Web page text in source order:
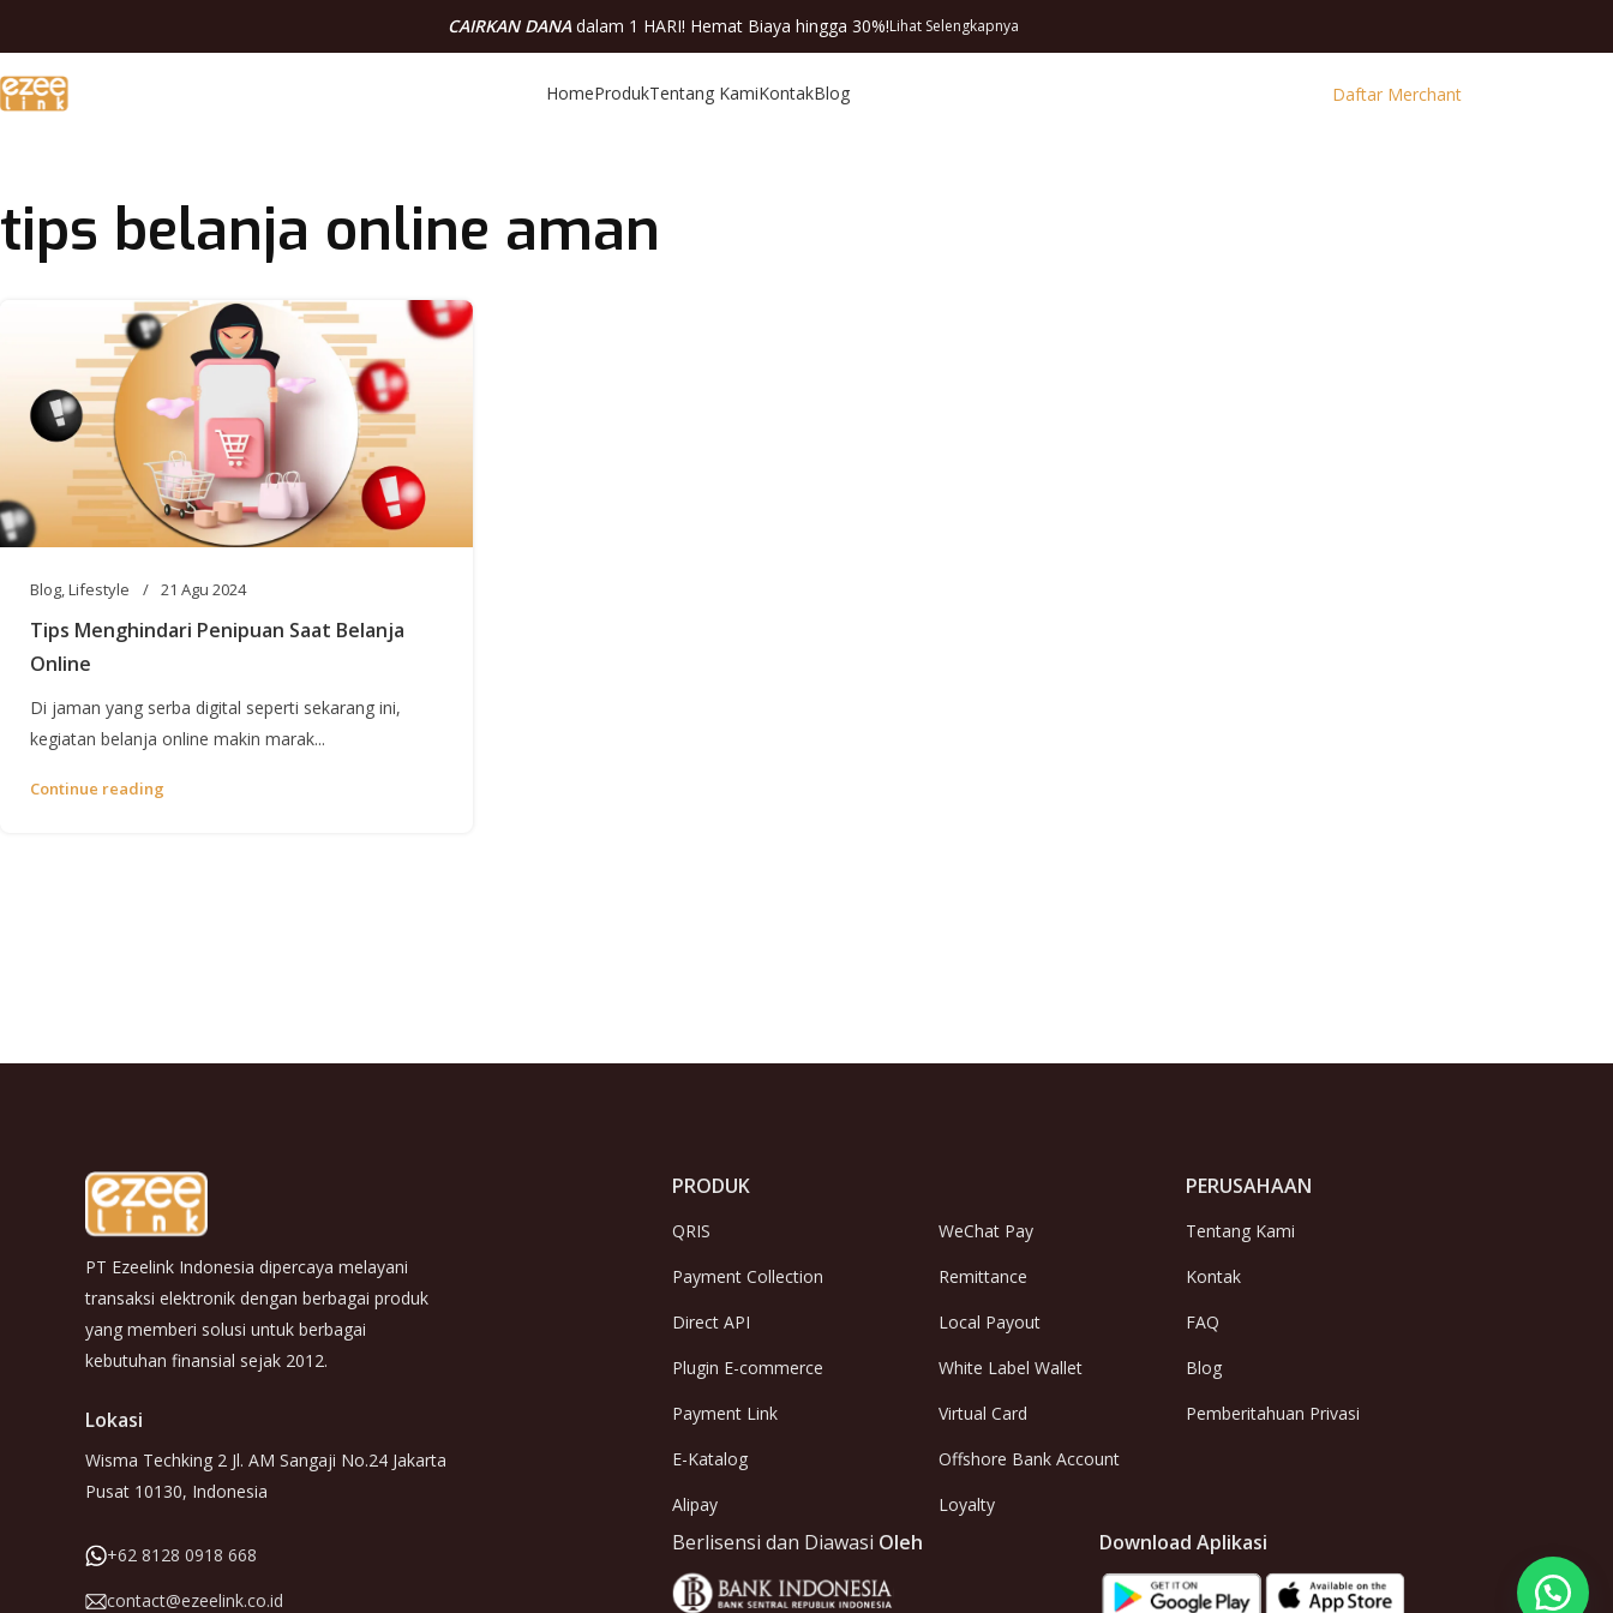
CAIRKAN DANAdalam 1 HARI! Hemat Biaya hingga 30%!Lihat Selengkapnya
HomeProdukTentang KamiKontakBlog Daftar Merchant
tips belanja online aman
Blog,Lifestyle 21 Agu 2024
Tips Menghindari Penipuan Saat Belanja
Online
Di jaman yang serba digital seperti sekarang ini,
kegiatan belanja online makin marak...
Continue reading
PT Ezeelink Indonesia dipercaya melayani
transaksi elektronik dengan berbagai produk
yang memberi solusi untuk berbagai
kebutuhan finansial sejak 2012.
Lokasi
Wisma Techking 2 Jl. AM Sangaji No.24 Jakarta
Pusat 10130, Indonesia
+62 8128 0918 668
contact@ezeelink.co.id
PRODUK
QRIS
Payment Collection
Direct API
Plugin E-commerce
Payment Link
E-Katalog
Alipay
WeChat Pay
Remittance
Local Payout
White Label Wallet
Virtual Card
Offshore Bank Account
Loyalty
PERUSAHAAN
Tentang Kami
Kontak
FAQ
Blog
Pemberitahuan Privasi
Berlisensi dan Diawasi Oleh Download Aplikasi